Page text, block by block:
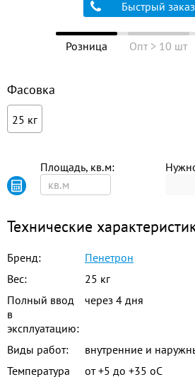
Быстрый заказ
Розница Опт > 10 шт
Фасовка
25 кг
Площадь, кв.м:
Технические
Бренд:
Пенетрон
Вес:
25 кг
Полный ввод
в
эксплуатацию:
через 4 дня
Виды работ:
внутренние и
Температура
от +5 до +35 оС